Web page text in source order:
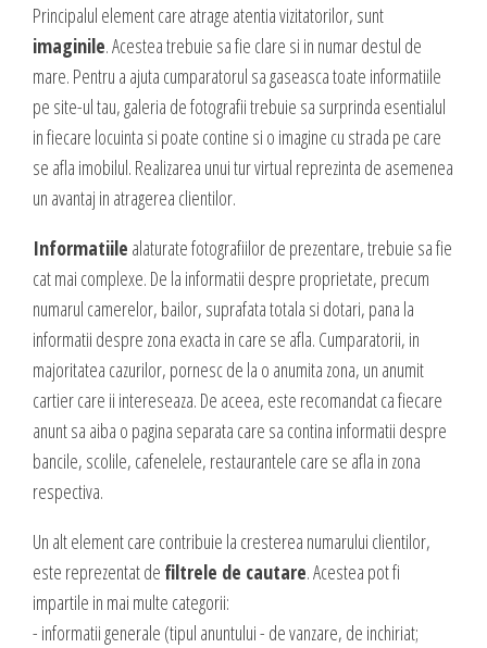
viziunea ta, putem sa dezvoltam, sa sugeram imbunatatiri, sa
propunem detalii care probabil ti-au scapat, sa cream un plus de
valoare produselor sau serviciilor cu care vii in fata clientilor tai.
CONTACT
Dow Media - Timisoara
Strada. Johann Heinrich Pestalozzi, Nr. 3-5
Romania, Timisoara
0356 44 24 24
Dow Media Consulting - Bucuresti
Spl. Independentei, Nr. 273
Bucuresti, Sector 6
021 310 72 37
Administrare server
INTERNET MARKETING
Servicii SEO
Publicitate Online
Redactare articole
Clipuri video promovare
E-mail marketing
Realizare / Administrare pagina Facebook
Servicii Copywriting
Servicii PR
Campanii integrate
Corporate blogging
DESIGN & PRINTING
Identitate vizuala, imagine
Principalul element care atrage atentia vizitatorilor, sunt
imaginile. Acestea trebuie sa fie clare si in numar destul de
mare. Pentru a ajuta cumparatorul sa gaseasca toate informatiile
pe site-ul tau, galeria de fotografii trebuie sa surprinda esentialul
in fiecare locuinta si poate contine si o imagine cu strada pe care
se afla imobilul. Realizarea unui tur virtual reprezinta de asemenea
un avantaj in atragerea clientilor.
Informatiile alaturate fotografiilor de prezentare, trebuie sa fie
cat mai complexe. De la informatii despre proprietate, precum
numarul camerelor, bailor, suprafata totala si dotari, pana la
informatii despre zona exacta in care se afla. Cumparatorii, in
majoritatea cazurilor, pornesc de la o anumita zona, un anumit
cartier care ii intereseaza. De aceea, este recomandat ca fiecare
anunt sa aiba o pagina separata care sa contina informatii despre
bancile, scolile, cafenelele, restaurantele care se afla in zona
respectiva.
Un alt element care contribuie la cresterea numarului clientilor,
este reprezentat de filtrele de cautare. Acestea pot fi
impartile in mai multe categorii:
- informatii generale (tipul anuntului - de vanzare, de inchiriat;